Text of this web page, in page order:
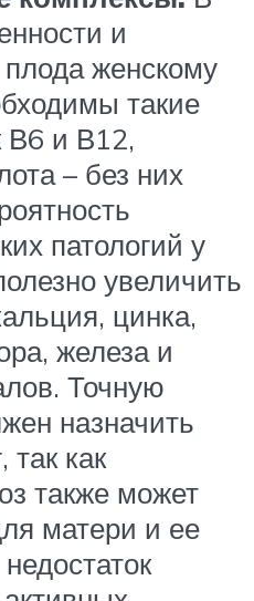
и
женскому
такие
В6 и В12,
– без них
патологий у
увеличить
цинка,
железа и
Точную
назначить
так как
также может
матери и ее